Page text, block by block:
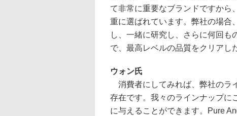
て非常に重要なブランドですから
重に選ばれています。弊社の場合
し、一緒に研究し、さらに何回
で、最高レベルの品質をクリアし
ウォン氏
消費者にしてみれば、弊社のラ
存在です。我々のラインナップに
に与えることができます。Pure